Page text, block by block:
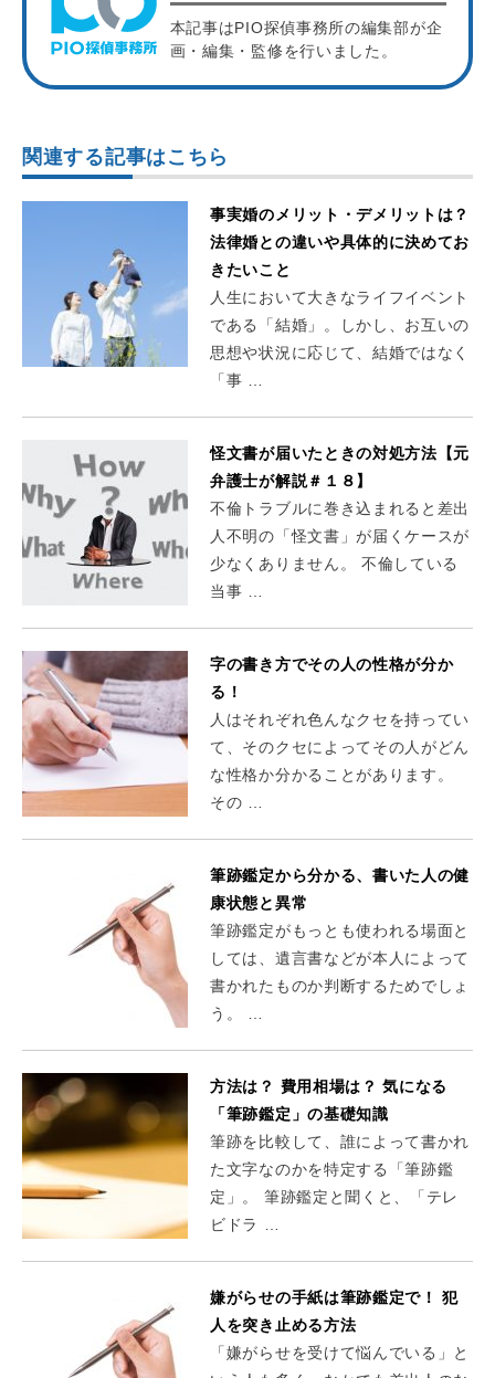
本記事はPIO探偵事務所の編集部が企
画・編集・監修を行いました。
関連する記事はこちら
事実婚のメリット・デメリットは？
法律婚との違いや具体的に決めてお
きたいこと
人生において大きなライフイベント
である「結婚」。しかし、お互いの
思想や状況に応じて、結婚ではなく
「事 …
怪文書が届いたときの対処方法【元
弁護士が解説＃１８】
不倫トラブルに巻き込まれると差出
人不明の「怪文書」が届くケースが
少なくありません。 不倫している
当事 …
字の書き方でその人の性格が分か
る！
人はそれぞれ色んなクセを持ってい
て、そのクセによってその人がどん
な性格か分かることがあります。
その …
筆跡鑑定から分かる、書いた人の健
康状態と異常
筆跡鑑定がもっとも使われる場面と
しては、遺言書などが本人によって
書かれたものか判断するためでしょ
う。 …
方法は？ 費用相場は？ 気になる
「筆跡鑑定」の基礎知識
筆跡を比較して、誰によって書かれ
た文字なのかを特定する「筆跡鑑
定」。 筆跡鑑定と聞くと、「テレ
ビドラ …
嫌がらせの手紙は筆跡鑑定で！ 犯
人を突き止める方法
「嫌がらせを受けて悩んでいる」と